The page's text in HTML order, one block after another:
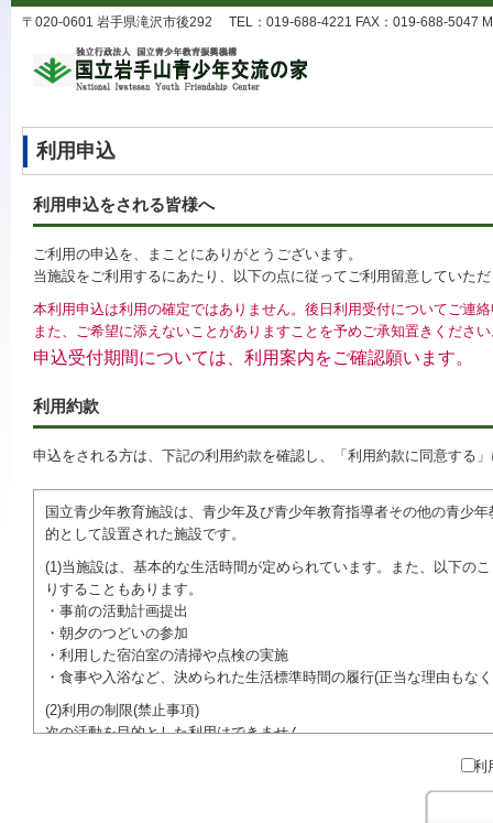
〒020-0601 岩手県滝沢市後292 TEL：019-688-4221 FAX：019-688-5047
利用申込
利用申込をされる皆様へ
ご利用の申込を、まことにありがとうございます。
当施設をご利用するにあたり、以下の点に従ってご利用留意していた
本利用申込は利用の確定ではありません。後日利用受付についてご連
また、ご希望に添えないことがありますことを予めご承知置きくださ
申込受付期間については、利用案内をご確認願います。
利用約款
申込をされる方は、下記の利用約款を確認し、「利用約款に同意する
国立青少年教育施設は、青少年及び青少年教育指導者その他の青少
的として設置された施設です。
(1)当施設は、基本的な生活時間が定められています。また、以下の
りすることもあります。
・事前の活動計画提出
・朝夕のつどいの参加
・利用した宿泊室の清掃や点検の実施
・食事や入浴など、決められた生活標準時間の履行(正当な理由も
(2)利用の制限(禁止事項)
次の活動を目的とした利用はできません。
●特定の政党を支持、またはこれに反対するための政治教育その他の
●特定の宗教を支持、またはこれに反対するための宗教教育その他
域での勧誘活動を行ったり、自らの団体の活動をアピールする活動等)
利